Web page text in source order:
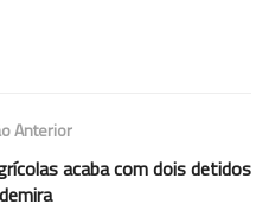
Anterior
acaba com dois detidos